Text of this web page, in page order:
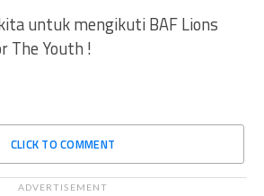
untuk mengikuti BAF Lions
The Youth !
CLICK TO COMMENT
ADVERTISEMENT